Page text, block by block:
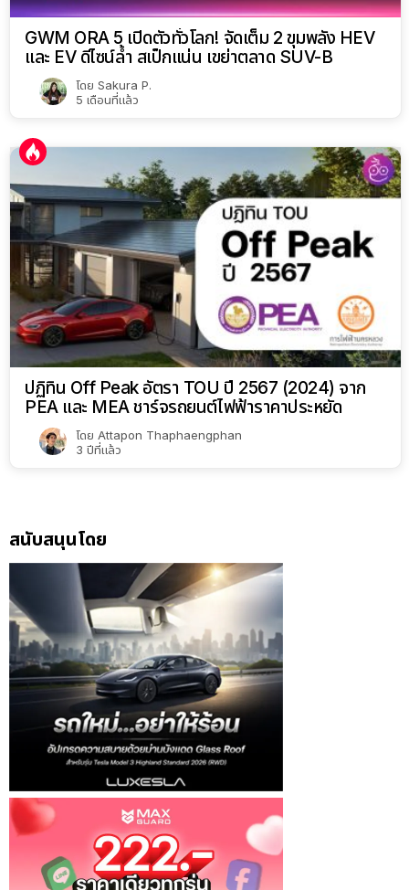
GWM ORA 5 เปิดตัวทั่วโลก! จัดเต็ม 2 ขุมพลัง HEV
และ EV ดีไซน์ล้ำ สเป็กแน่น เขย่าตลาด SUV-B
โดย Sakura P.
5 เดือนที่แล้ว
ปฏิทิน Off Peak อัตรา TOU ปี 2567 (2024) จาก
PEA และ MEA ชาร์จรถยนต์ไฟฟ้าราคาประหยัด
โดย Attapon Thaphaengphan
3 ปีที่แล้ว
สนับสนุนโดย